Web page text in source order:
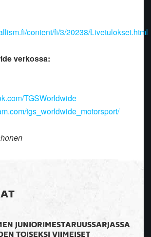
content/fi/3/20238/Livetulokset.html
verkossa:
TGSWorldwide
tgs_worldwide_motorsport/
JUNIORIMESTARUUSSARJASSA
TOISEKSI VIIMEISET